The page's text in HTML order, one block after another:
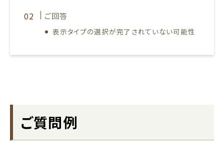
ご回答
表示タイプの選択が完了されていない可能性
ご質問例